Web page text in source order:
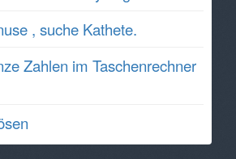
, suche Kathete.
Zahlen im Taschenrechner